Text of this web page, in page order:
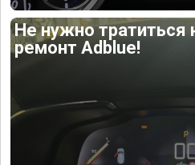
Не нужно тратиться
ремонт Adblue!